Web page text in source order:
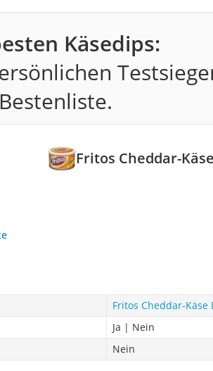
Käsedips:
Bestenliste.
Fritos Cheddar-
Fritos Cheddar-Käse
Ja | Nein
Nein